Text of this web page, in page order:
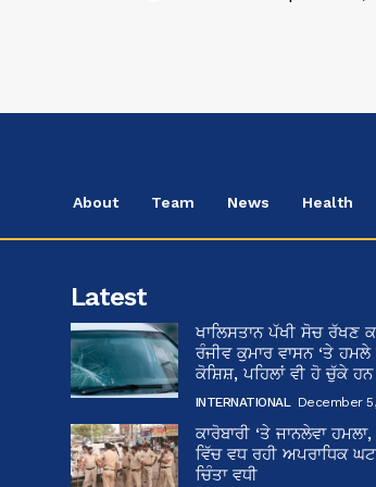
About Team News Health
Latest
ਖਾਲਿਸਤਾਨ ਪੱਖੀ ਸੋਚ ਰੱਖਣ
ਰੰਜੀਵ ਕੁਮਾਰ ਵਾਸਨ ‘ਤੇ ਹਮਲੇ
ਕੋਸ਼ਿਸ਼, ਪਹਿਲਾਂ ਵੀ ਹੋ ਚੁੱਕੇ
INTERNATIONAL December
ਕਾਰੋਬਾਰੀ ‘ਤੇ ਜਾਨਲੇਵਾ
ਵਿੱਚ ਵਧ ਰਹੀ ਅਪਰਾਧਿਕ
ਚਿੰਤਾ ਵਧੀ